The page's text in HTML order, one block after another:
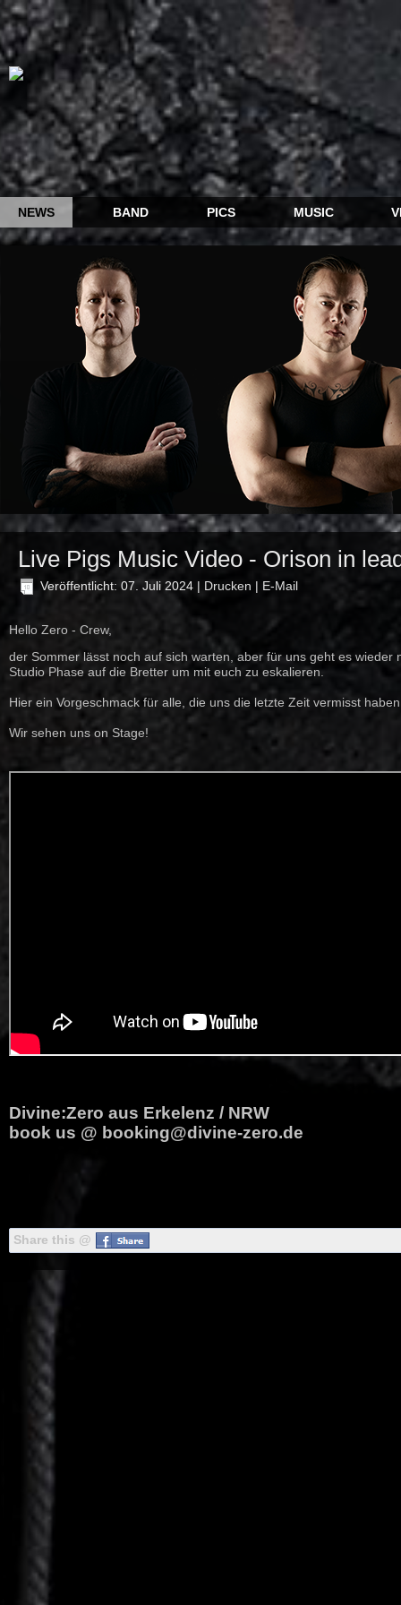
NEWS BAND PICS MUSIC
Live Pigs Music Video - Orison in
Veröffentlicht: 07. Juli 2024 | Drucken | E-Mail
Hello Zero - Crew,
der Sommer lässt noch auf sich warten, aber für uns geht es wieder
Studio Phase auf die Bretter um mit euch zu eskalieren.
Hier ein Vorgeschmack für alle, die uns die letzte Zeit vermisst
Wir sehen uns on Stage!
Divine:Zero aus Erkelenz / NRW
book us @ booking@divine-zero.de
Share this @